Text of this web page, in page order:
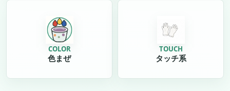
COLOR
色まぜ
TOUCH
タッチ系